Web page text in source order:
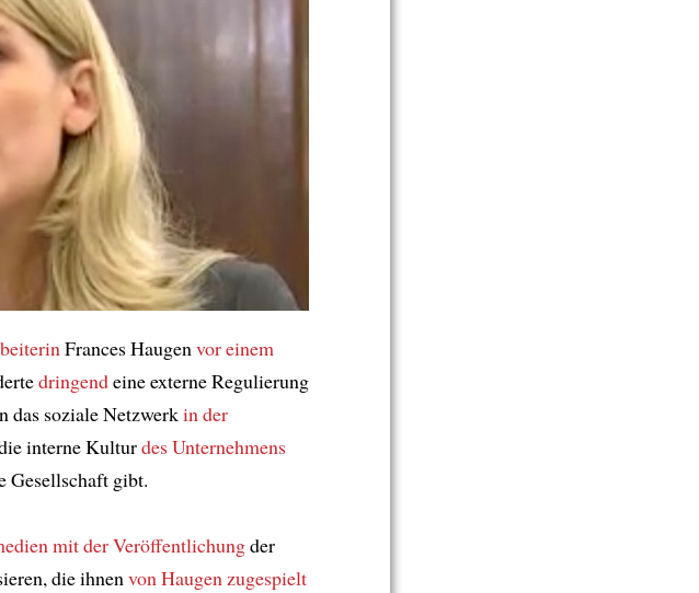
Frances Haugenvor einem
dringendeine externe Regulierung
das soziale Netzwerkin der
interne Kulturdes Unternehmens
Gesellschaft gibt.
mit der Veröffentlichungder
die ihnenvon Haugen zugespielt